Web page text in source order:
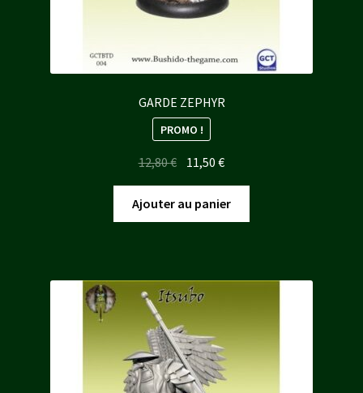
GARDE ZEPHYR
PROMO !
12,80€ Le
prix
initial
était :
11,50€Le
prix
actuel
est :
Ajouter au panier